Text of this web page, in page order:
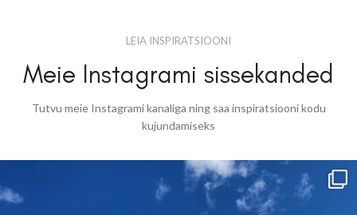
LEIA INSPIRATSIOONI
Meie Instagrami sissekanded
Tutvu meie Instagrami kanaliga ning saa inspiratsiooni kodu
kujundamiseks